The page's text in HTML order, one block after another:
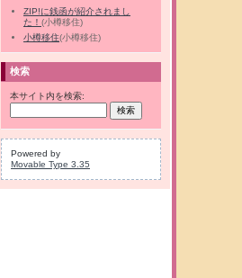
ZIP!に銭函が紹介されまし
た！ (小樽移住)
小樽移住(小樽移住)
検索
本サイト内を検索:
Powered by
Movable Type 3.35